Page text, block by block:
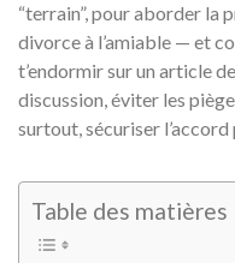
“terrain”, pour aborder la
divorce à l’amiable — et
t’endormir sur un article
discussion, éviter les
surtout, sécuriser l’accord
Table des matières